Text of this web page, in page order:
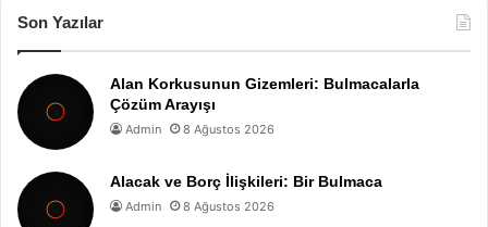
Son Yazılar
Alan Korkusunun Gizemleri: Bulmacalarla
Çözüm Arayışı
Admin 8 Ağustos 2026
Alacak ve Borç İlişkileri: Bir Bulmaca
Admin 8 Ağustos 2026